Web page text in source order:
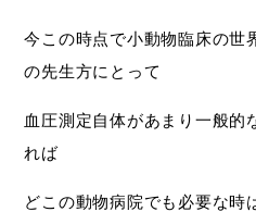
今この時点で小動物臨床の世
の先生方にとって
血圧測定自体があまり一般的
れば
どこの動物病院でも必要な時